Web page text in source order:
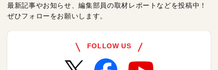
最新記事やお知らせ、編集部員の取材レポートなどを投稿中！
ぜひフォローをお願いします。
FOLLOW US